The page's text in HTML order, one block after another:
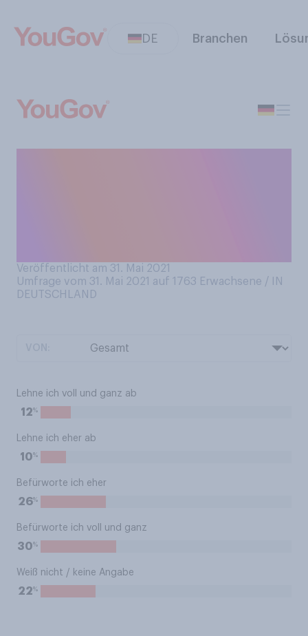
DE Branchen
Veröffentlicht am 31. Mai 2021
Umfrage vom 31. Mai 2021 auf 1763 Erwachsene / IN
DEUTSCHLAND
Lehne ich voll und ganz ab
12%
Lehne ich eher ab
10%
Befürworte ich eher
26%
Befürworte ich voll und ganz
30%
Weiß nicht / keine Angabe
22%